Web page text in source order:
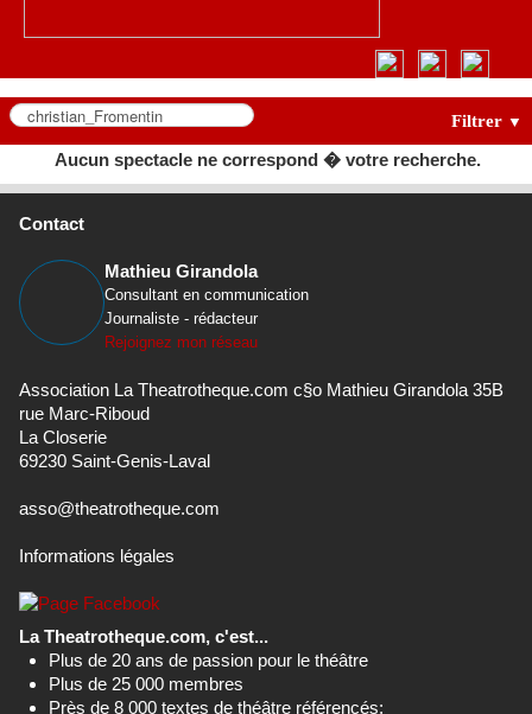
Filtrer ▼
Aucun spectacle ne correspond � votre recherche.
Contact
Mathieu Girandola
Consultant en communication
Journaliste - rédacteur
Rejoignez mon réseau
Association La Theatrotheque.com c§o Mathieu Girandola 35B
rue Marc-Riboud
La Closerie
69230 Saint-Genis-Laval
asso@theatrotheque.com
Informations légales
La Theatrotheque.com, c'est...
Plus de 20 ans de passion pour le théâtre
Plus de 25 000 membres
Près de 8 000 textes de théâtre référencés;